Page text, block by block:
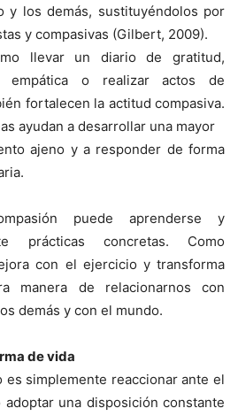
y los demás, sustituyéndolos por
y compasivas (Gilbert, 2009).
llevar un diario de gratitud,
empática o realizar actos de
fortalecen la actitud compasiva.
ayudan a desarrollar una mayor
ajeno y a responder de forma
puede aprenderse y
prácticas concretas. Como
con el ejercicio y transforma
manera de relacionarnos con
demás y con el mundo.
de vida
es simplemente reaccionar ante el
una disposición constante